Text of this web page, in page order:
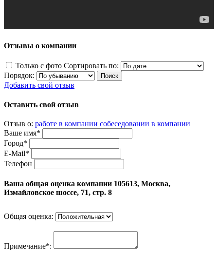
Отзывы о компании
Только с фото Сортировать по:
Порядок:
Добавить свой отзыв
Оставить свой отзыв
Отзыв о: работе в компании собеседовании в компании
Ваше имя*
Город*
E-Mail*
Телефон
Ваша общая оценка компании 105613, Москва,
Измайловское шоссе, 71, стр. 8
Общая оценка:
Примечание*: